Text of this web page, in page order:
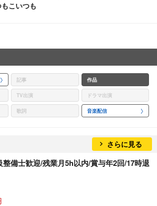
こいつも
記事 作品
TV出演 ドラマ出演
歌詞 音楽配信
さらに見る
整備士歓迎/残業月5h以内/賞与年2回/17時退